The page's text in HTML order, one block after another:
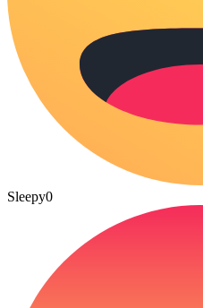
Sleepy0